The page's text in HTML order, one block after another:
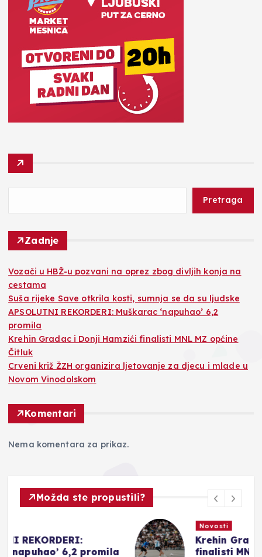
Pretraga
Zadnje
Vozači u HBŽ-u pozvani na oprez zbog divljih konja na
cestama
Suša rijeke Save otkrila kosti, sumnja se da su ljudske
APSOLUTNI REKORDERI: Muškarac ‘napuhao’ 6,2
promila
Krehin Gradac i Donji Hamzići finalisti MNL MZ općine
Čitluk
Crveni križ ŽZH organizira ljetovanje za djecu i mlade u
Novom Vinodolskom
Komentari
Nema komentara za prikaz.
Možda ste propustili?
Krehin Gradac i Donji Hamzići
finalisti MNL MZ općine Čitluk